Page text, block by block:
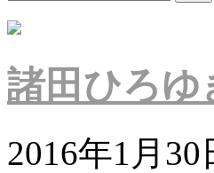
諸田ひろゆ
2016年1月30